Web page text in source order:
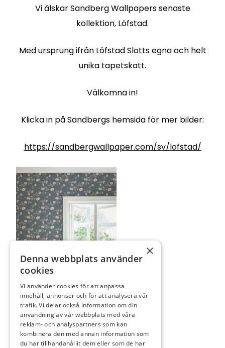
Vi älskar Sandberg Wallpapers senaste
kollektion, Löfstad.
Med ursprung ifrån Löfstad Slotts egna och helt
unika tapetskatt.
Välkomna in!
Klicka in på Sandbergs hemsida för mer bilder:
https://sandbergwallpaper.com/sv/lofstad/
×
Denna webbplats använder
cookies
Vi använder cookies för att anpassa
innehåll, annonser och för att analysera vår
trafik. Vi delar också information om din
användning av vår webbplats med våra
reklam- och analyspartners som kan
kombinera den med annan information som
du har tillhandahållit dem eller som de har